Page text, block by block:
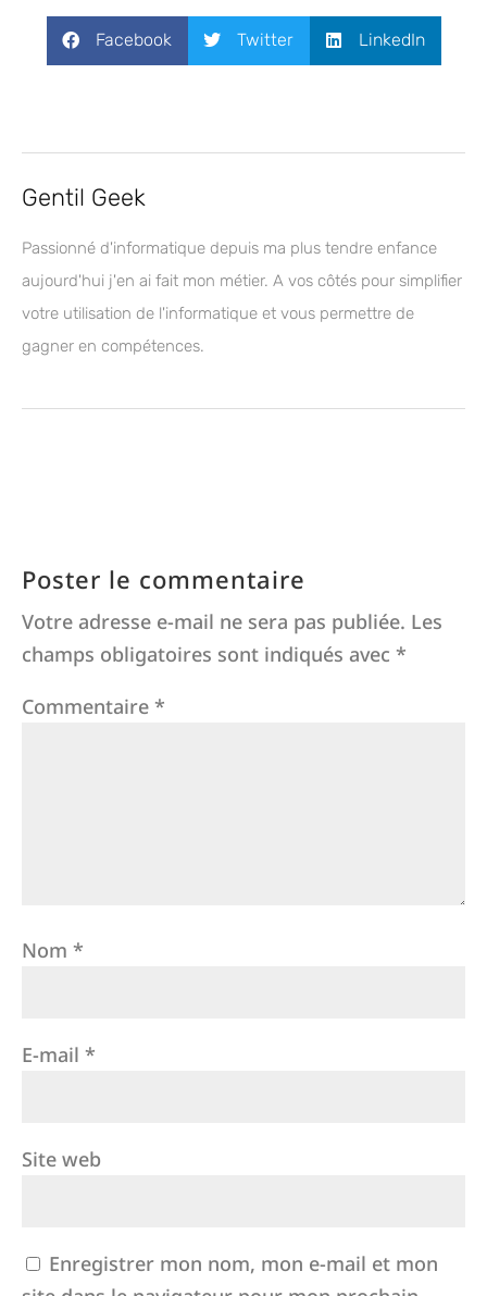
Facebook Twitter LinkedIn
Gentil Geek
Passionné d'informatique depuis ma plus tendre enfance
aujourd'hui j'en ai fait mon métier. A vos côtés pour simplifier
votre utilisation de l'informatique et vous permettre de
gagner en compétences.
Poster le commentaire
Votre adresse e-mail ne sera pas publiée. Les
champs obligatoires sont indiqués avec *
Commentaire *
Nom *
E-mail *
Site web
Enregistrer mon nom, mon e-mail et mon